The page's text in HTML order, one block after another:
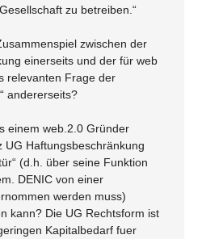
zu betreiben.“
zwischen der
einerseits und der für web
relevanten Frage der
andererseits?
einem web.2.0 Gründer
UG Haftungsbeschränkung
(d.h. über seine Funktion
DENIC von einer
werden muss)
kann? Die UG Rechtsform ist
Kapitalbedarf fuer